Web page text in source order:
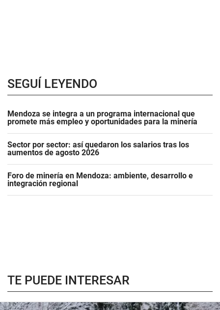
SEGUÍ LEYENDO
Mendoza se integra a un programa internacional que
promete más empleo y oportunidades para la minería
Sector por sector: así quedaron los salarios tras los
aumentos de agosto 2026
Foro de minería en Mendoza: ambiente, desarrollo e
integración regional
TE PUEDE INTERESAR